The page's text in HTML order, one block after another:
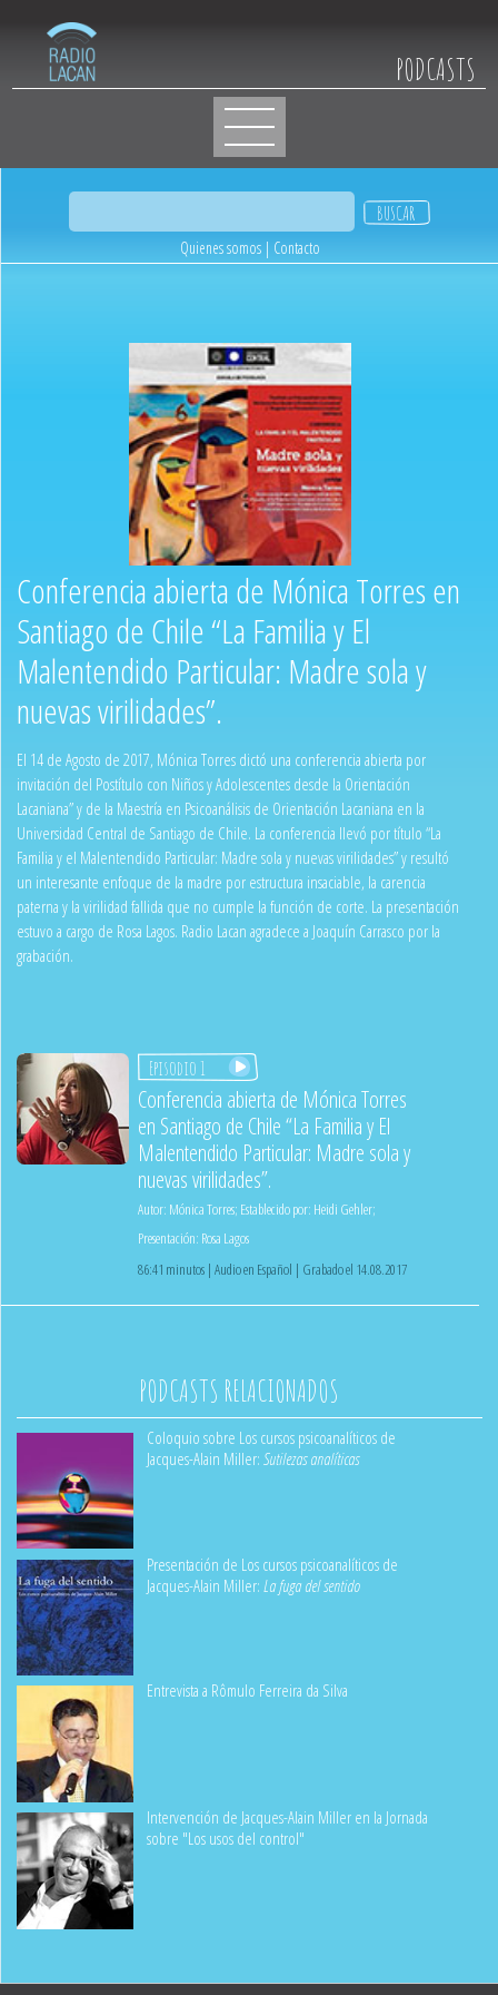
PODCASTS
Quienes somos| Contacto
Conferencia abierta de Mónica Torres en
Santiago de Chile “La Familia y El
Malentendido Particular: Madre sola y
nuevas virilidades”.
El 14 de Agosto de 2017, Mónica Torres dictó una conferencia abierta por
invitación del Postítulo con Niños y Adolescentes desde la Orientación
Lacaniana” y de la Maestría en Psicoanálisis de Orientación Lacaniana en la
Universidad Central de Santiago de Chile. La conferencia llevó por título “La
Familia y el Malentendido Particular: Madre sola y nuevas virilidades” y resultó
un interesante enfoque de la madre por estructura insaciable, la carencia
paterna y la virilidad fallida que no cumple la función de corte. La presentación
estuvo a cargo de Rosa Lagos. Radio Lacan agradece a Joaquín Carrasco por la
grabación.
Episodio 1
Conferencia abierta de Mónica Torres
en Santiago de Chile “La Familia y El
Malentendido Particular: Madre sola y
nuevas virilidades”.
Autor: Mónica Torres; Establecido por: Heidi Gehler;
Presentación: Rosa Lagos
86:41 minutos | Audio en Español | Grabado el 14.08.2017
PODCASTS RELACIONADOS
Coloquio sobre Los cursos psicoanalíticos de
Jacques-Alain Miller: Sutilezas analíticas
Presentación de Los cursos psicoanalíticos de
Jacques-Alain Miller:La fuga del sentido
Entrevista a Rômulo Ferreira da Silva
Intervención de Jacques-Alain Miller en la Jornada
sobre "Los usos del control"